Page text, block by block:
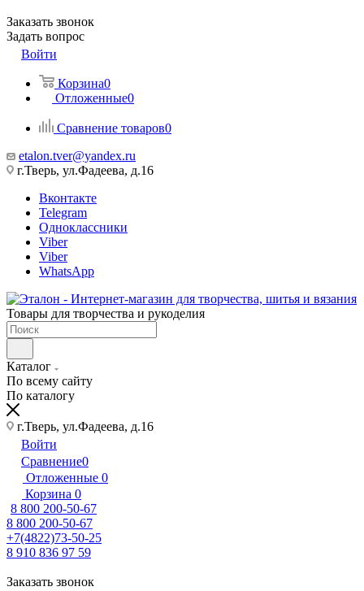
Заказать звонок
Задать вопрос
Войти
Корзина0
Отложенные0
Сравнение товаров0
etalon.tver@yandex.ru
г.Тверь, ул.Фадеева, д.16
Вконтакте
Telegram
Одноклассники
Viber
Viber
WhatsApp
Товары для творчества и рукоделия
Каталог
По всему сайту
По каталогу
г.Тверь, ул.Фадеева, д.16
Войти
Сравнение0
Отложенные 0
Корзина 0
8 800 200-50-67
8 800 200-50-67
+7(4822)73-50-25
8 910 836 97 59
Заказать звонок